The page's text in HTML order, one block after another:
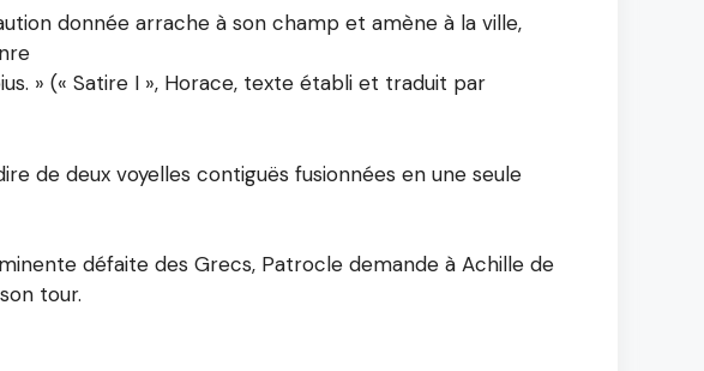
donnée arrache à son champ et amène à la ville,
» (« Satire I », Horace, texte établi et traduit par
de deux voyelles contiguës fusionnées en une seule
défaite des Grecs, Patrocle demande à Achille de
tour.